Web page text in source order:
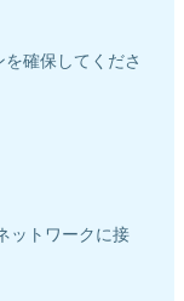
確保してくださ
ットワークに接